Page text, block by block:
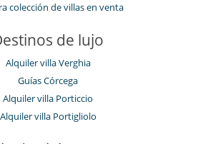
colección de villas en venta
de lujo
Alquiler villa Verghia
Guías Córcega
Alquiler villa Porticcio
Alquiler villa Portigliolo